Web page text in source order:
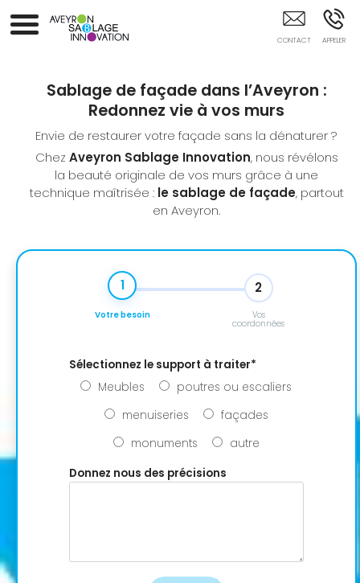
Sablage de façade dans l’Aveyron :
Redonnez vie à vos murs
Envie de restaurer votre façade sans la dénaturer ?
Chez Aveyron Sablage Innovation, nous révélons
la beauté originale de vos murs grâce à une
technique maîtrisée : le sablage de façade, partout
en Aveyron.
1
Votre besoin
2
Vos
coordonnées
Sélectionnez le support à traiter*
Meubles
poutres ou escaliers
menuiseries
façades
monuments
autre
Donnez nous des précisions